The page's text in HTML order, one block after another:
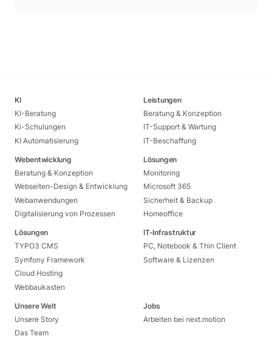
KI
KI-Beratung
Ki-Schulungen
KI Automatisierung
Webentwicklung
Beratung & Konzeption
Webseiten-Design & Entwicklung
Webanwendungen
Digitalisierung von Prozessen
Lösungen
TYPO3 CMS
Symfony Framework
Cloud Hosting
Webbaukasten
Leistungen
Beratung & Konzeption
IT-Support & Wartung
IT-Beschaffung
Lösungen
Monitoring
Microsoft 365
Sicherheit & Backup
Homeoffice
IT-Infrastruktur
PC, Notebook & Thin Client
Software & Lizenzen
Unsere Welt
Unsere Story
Das Team
Jobs
Arbeiten bei next.motion